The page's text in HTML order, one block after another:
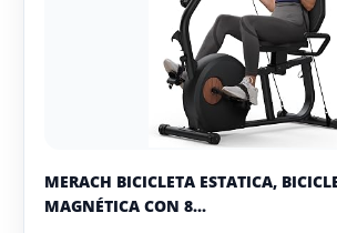
MERACH BICICLETA ESTATICA,
MAGNÉTICA CON 8...